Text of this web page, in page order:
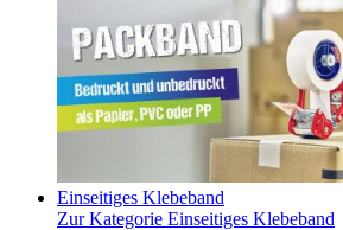
Einseitiges Klebeband
Zur Kategorie Einseitiges Klebeband